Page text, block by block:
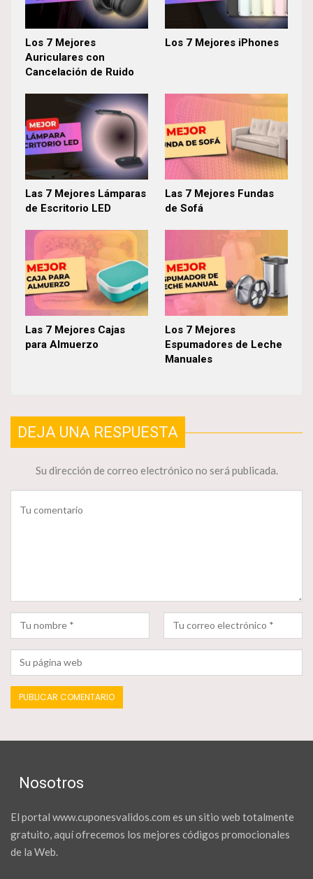
Los 7 Mejores
Auriculares con
Cancelación de Ruido
Los 7 Mejores iPhones
Las 7 Mejores Lámparas
de Escritorio LED
Las 7 Mejores Fundas
de Sofá
Las 7 Mejores Cajas
para Almuerzo
Los 7 Mejores
Espumadores de Leche
Manuales
DEJA UNA RESPUESTA
Su dirección de correo electrónico no será publicada.
Nosotros
El portal www.cuponesvalidos.com es un sitio web totalmente
gratuito, aquí ofrecemos los mejores códigos promocionales
de la Web.